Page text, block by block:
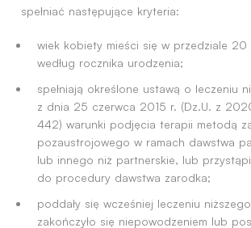
spełniać następujące kryteria:
wiek kobiety mieści się w przedziale
według rocznika urodzenia;
spełniają określone ustawą o leczeniu
z dnia 25 czerwca 2015 r. (Dz.U. z
442) warunki podjęcia terapii metodą
pozaustrojowego w ramach dawstwa
lub innego niż partnerskie, lub
do procedury dawstwa zarodka;
poddały się wcześniej leczeniu
zakończyło się niepowodzeniem lub